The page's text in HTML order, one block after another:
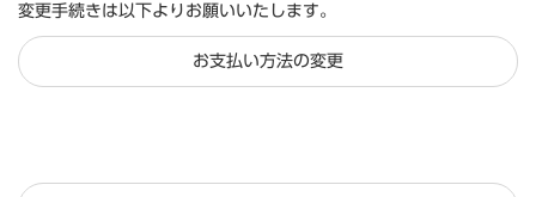
変更手続きは以下よりお願いいたします。
お支払い方法の変更